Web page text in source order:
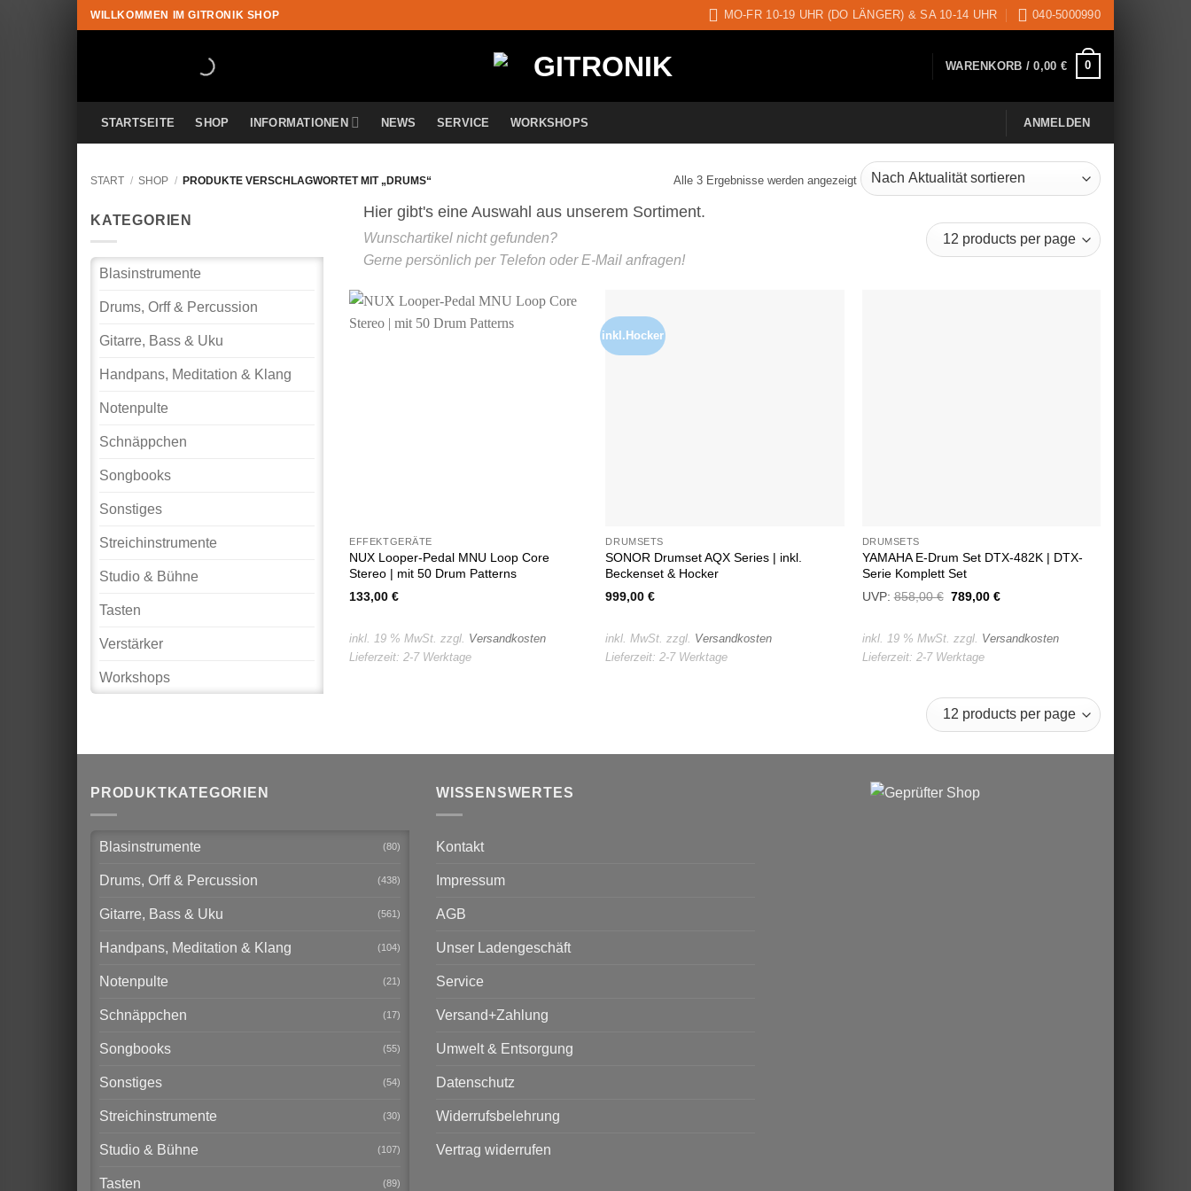
Zum
Inhalt
WILLKOMMEN IM GITRONIK SHOP MO-FR 10-19 UHR (DO LÄNGER) & SA 10-14 UHR 040-5000990
WARENKORB /0,00 € 0
STARTSEITE SHOP INFORMATIONEN NEWS SERVICE WORKSHOPS ANMELDEN
START / SHOP / PRODUKTE VERSCHLAGWORTET MIT „DRUMS“ Alle 3 Ergebnisse werden angezeigtNach
Aktualität
KATEGORIEN
Blasinstrumente
Drums, Orff & Percussion
Gitarre, Bass & Uku
Handpans, Meditation & Klang
Notenpulte
Schnäppchen
Songbooks
Sonstiges
Streichinstrumente
Studio & Bühne
Tasten
Verstärker
Workshops
EFFEKTGERÄTE
NUX Looper-Pedal MNU Loop Core
Stereo | mit 50 Drum Patterns
133,00€
inkl. 19 % MwSt. zzgl. Versandkosten
Lieferzeit:2-7 Werktage
inkl.Hocker
DRUMSETS
SONOR Drumset AQX Series | inkl.
Beckenset & Hocker
999,00€
inkl. MwSt. zzgl. Versandkosten
Lieferzeit:2-7 Werktage
DRUMSETS
YAMAHA E-Drum Set DTX-482K | DTX-
Serie Komplett Set
UVP: 858,00€ Ursprünglicher
858,00 €
789,00 €Aktueller
789,00 €.
inkl. 19 % MwSt. zzgl. Versandkosten
Lieferzeit: 2-7 Werktage
PRODUKTKATEGORIEN
Blasinstrumente (80)
Drums, Orff & Percussion (438)
Gitarre, Bass & Uku (561)
Handpans, Meditation & Klang (104)
Notenpulte (21)
Schnäppchen (17)
Songbooks (55)
Sonstiges (54)
Streichinstrumente (30)
Studio & Bühne (107)
Tasten (89)
WISSENSWERTES
Kontakt
Impressum
AGB
Unser Ladengeschäft
Service
Versand+Zahlung
Umwelt & Entsorgung
Datenschutz
Widerrufsbelehrung
Vertrag widerrufen